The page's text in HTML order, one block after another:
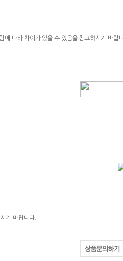
에 따라 차이가 있을 수 있음을 참고하시기 바랍니
기 바랍니다.